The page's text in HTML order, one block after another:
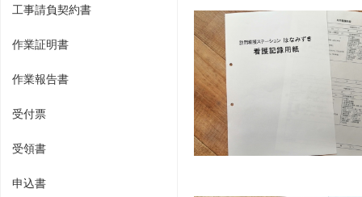
工事請負契約書
作業証明書
作業報告書
受付票
受領書
申込書